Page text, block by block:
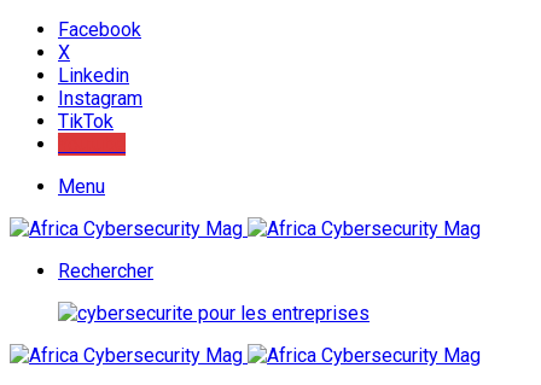
Facebook
X
Linkedin
Instagram
TikTok
Menu
Rechercher